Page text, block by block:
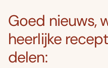
Goed nieuws,
heerlijke
delen: